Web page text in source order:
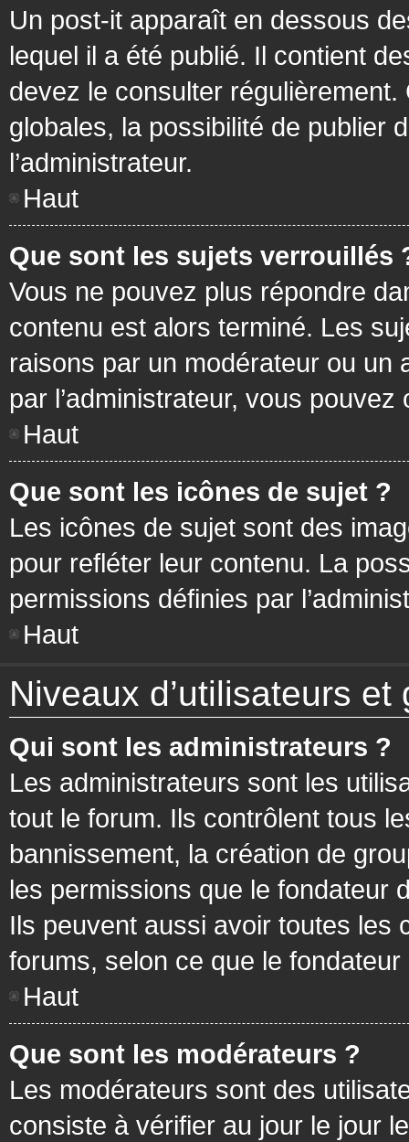
Un post-it apparaît en dessous
lequel il a été publié. Il contient
devez le consulter
globales, la possibilité de publier
l’administrateur.
Haut
Que sont les sujets verrouillés
Vous ne pouvez plus répondre
contenu est alors terminé. Les
raisons par un modérateur ou un
par l’administrateur, vous
Haut
Que sont les icônes de sujet ?
Les icônes de sujet sont des
pour refléter leur contenu. La
permissions définies par
Haut
Niveaux d’utilisateurs et
Qui sont les administrateurs ?
Les administrateurs sont les
tout le forum. Ils contrôlent tous
bannissement, la création de
les permissions que le fondateur
Ils peuvent aussi avoir toutes les
forums, selon ce que le
Haut
Que sont les modérateurs ?
Les modérateurs sont des
consiste à vérifier au jour le jour